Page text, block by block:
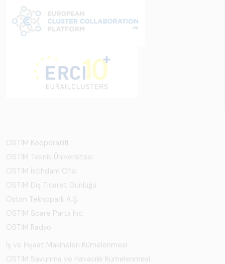
OSTİM Kooperatifi
OSTİM Teknik Üniversitesi
OSTİM İstihdam Ofisi
OSTİM Dış Ticaret Günlüğü
Ostim Teknopark A.Ş.
OSTİM Spare Parts Inc.
OSTİM Radyo
İş ve İnşaat Makineleri Kümelenmesi
OSTİM Savunma ve Havacılık Kümelenmesi